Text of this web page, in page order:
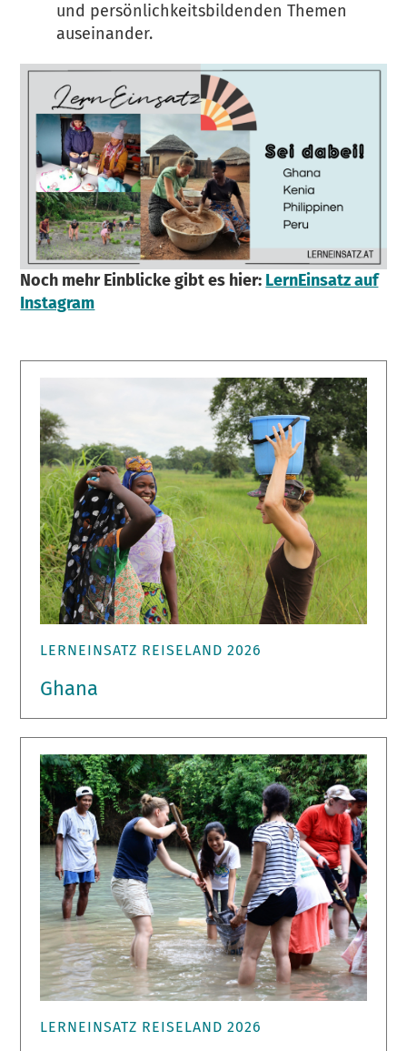
und persönlichkeitsbildenden Themen
auseinander.
Noch mehr Einblicke gibt es hier: LernEinsatz auf
Instagram
LERNEINSATZ REISELAND 2026
Ghana
LERNEINSATZ REISELAND 2026